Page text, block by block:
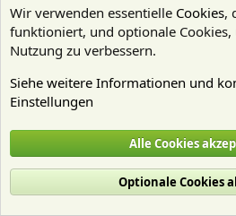
Antworten
15 13 Juli 2014
AQUARIENSTECKBRIEFE -
Tobias Coring
Antworten 7 20 März 2013
Wichtig Bitte Lesen
Blubb Technik
24 Dezember 2011
Teilen: FacebookX (Twitter)
BlueskyLinkedIn
Wir verwenden essentielle Cookies,
funktioniert, und optionale
Nutzung zu verbessern.
Siehe weitere Informationen und
Einstellungen
Alle Cookies
Optionale Cookies